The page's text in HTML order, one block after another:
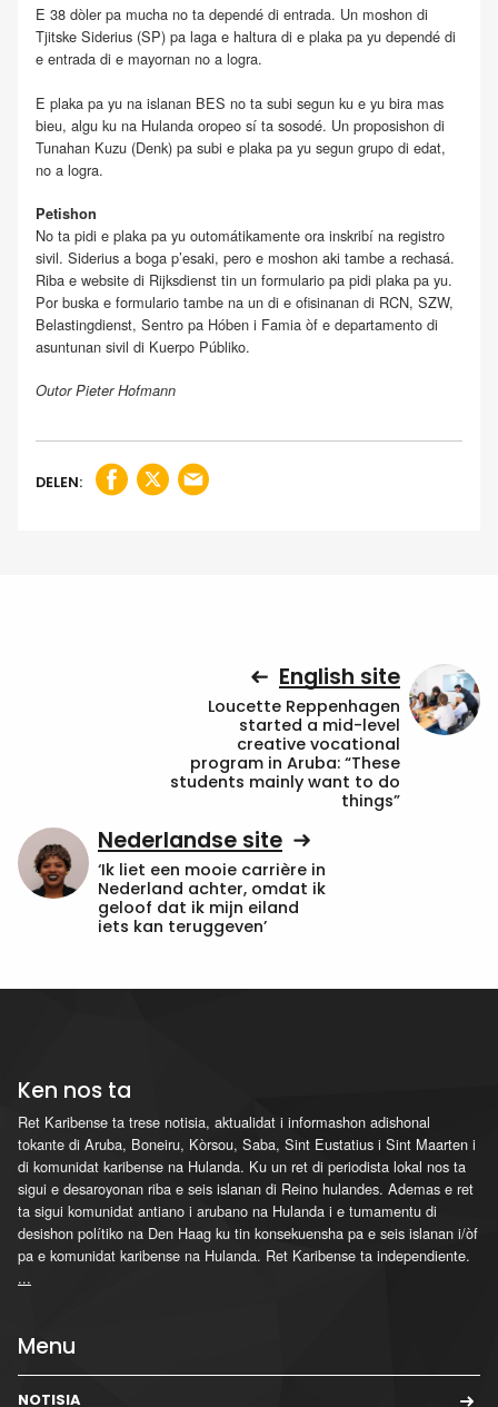
E 38 dòler pa mucha no ta dependé di entrada. Un moshon di
Tjitske Siderius (SP) pa laga e haltura di e plaka pa yu dependé di
e entrada di e mayornan no a logra.
E plaka pa yu na islanan BES no ta subi segun ku e yu bira mas
bieu, algu ku na Hulanda oropeo sí ta sosodé. Un proposishon di
Tunahan Kuzu (Denk) pa subi e plaka pa yu segun grupo di edat,
no a logra.
Petishon
No ta pidi e plaka pa yu outomátikamente ora inskribí na registro
sivil. Siderius a boga p’esaki, pero e moshon aki tambe a rechasá.
Riba e website di Rijksdienst tin un formulario pa pidi plaka pa yu.
Por buska e formulario tambe na un di e ofisinanan di RCN, SZW,
Belastingdienst, Sentro pa Hóben i Famia òf e departamento di
asuntunan sivil di Kuerpo Públiko.
Outor Pieter Hofmann
DELEN:
English site
Loucette Reppenhagen
started a mid-level
creative vocational
program in Aruba: “These
students mainly want to do
things”
Nederlandse site
‘Ik liet een mooie carrière in
Nederland achter, omdat ik
geloof dat ik mijn eiland
iets kan teruggeven’
Ken nos ta
Ret Karibense ta trese notisia, aktualidat i informashon adishonal
tokante di Aruba, Boneiru, Kòrsou, Saba, Sint Eustatius i Sint Maarten i
di komunidat karibense na Hulanda. Ku un ret di periodista lokal nos ta
sigui e desaroyonan riba e seis islanan di Reino hulandes. Ademas e ret
ta sigui komunidat antiano i arubano na Hulanda i e tumamentu di
desishon polítiko na Den Haag ku tin konsekuensha pa e seis islanan i/òf
pa e komunidat karibense na Hulanda. Ret Karibense ta independiente.
...
Menu
NOTISIA